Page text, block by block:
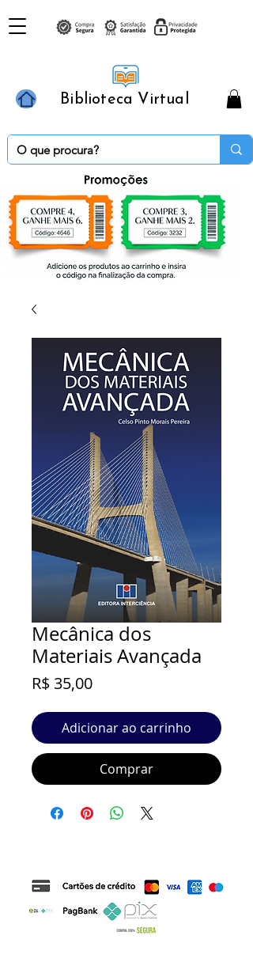
Biblioteca Virtual
Mecânica dos
Materiais Avançada
R$ 35,00Preço
Adicionar ao carrinho
Comprar